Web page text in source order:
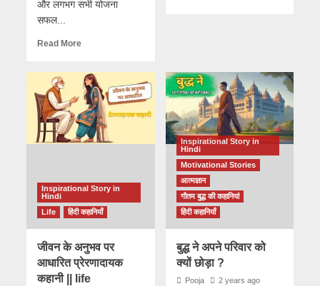
और लगभग सभी योजना
सफल...
Read More
Inspirational Story in
Hindi
Life
हिंदी कहानियाँ
जीवन के अनुभव पर
आधारित प्रेरणादायक
कहानी || life
Inspirational Story in
Hindi
Motivational Stories
आत्मज्ञान
गौतम बुद्ध की कहानियां
हिंदी कहानियाँ
बुद्ध ने अपने परिवार को
क्यों छोड़ा ?
Pooja 2 years ago